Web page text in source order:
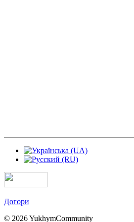
Догори
© 2026 YukhymCommunity